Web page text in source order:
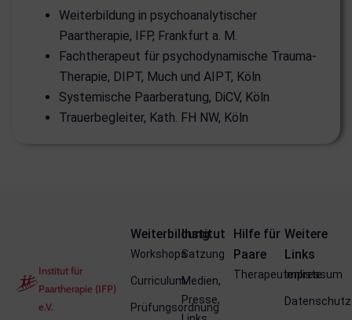
Weiterbildung in psychoanalytischer
Paartherapie, IFP, Frankfurt a. M.
Fachtherapeut für psychodynamische Trauma-
Therapie, DIPT, Much und AIPT, Köln
Systemische Paarberatung, DiCV, Köln
Trauerbegleiter, Kath. FH NW, Köln
Institut für
Paartherapie (IFP)
e.V.
Weiterbildung
Workshops
Curriculum
Prüfungsordnung
Institut
Satzung
Medien,
Presse,
Hilfe für
Paare
Therapeutenliste
Weitere
Links
Impressum
Datenschutz